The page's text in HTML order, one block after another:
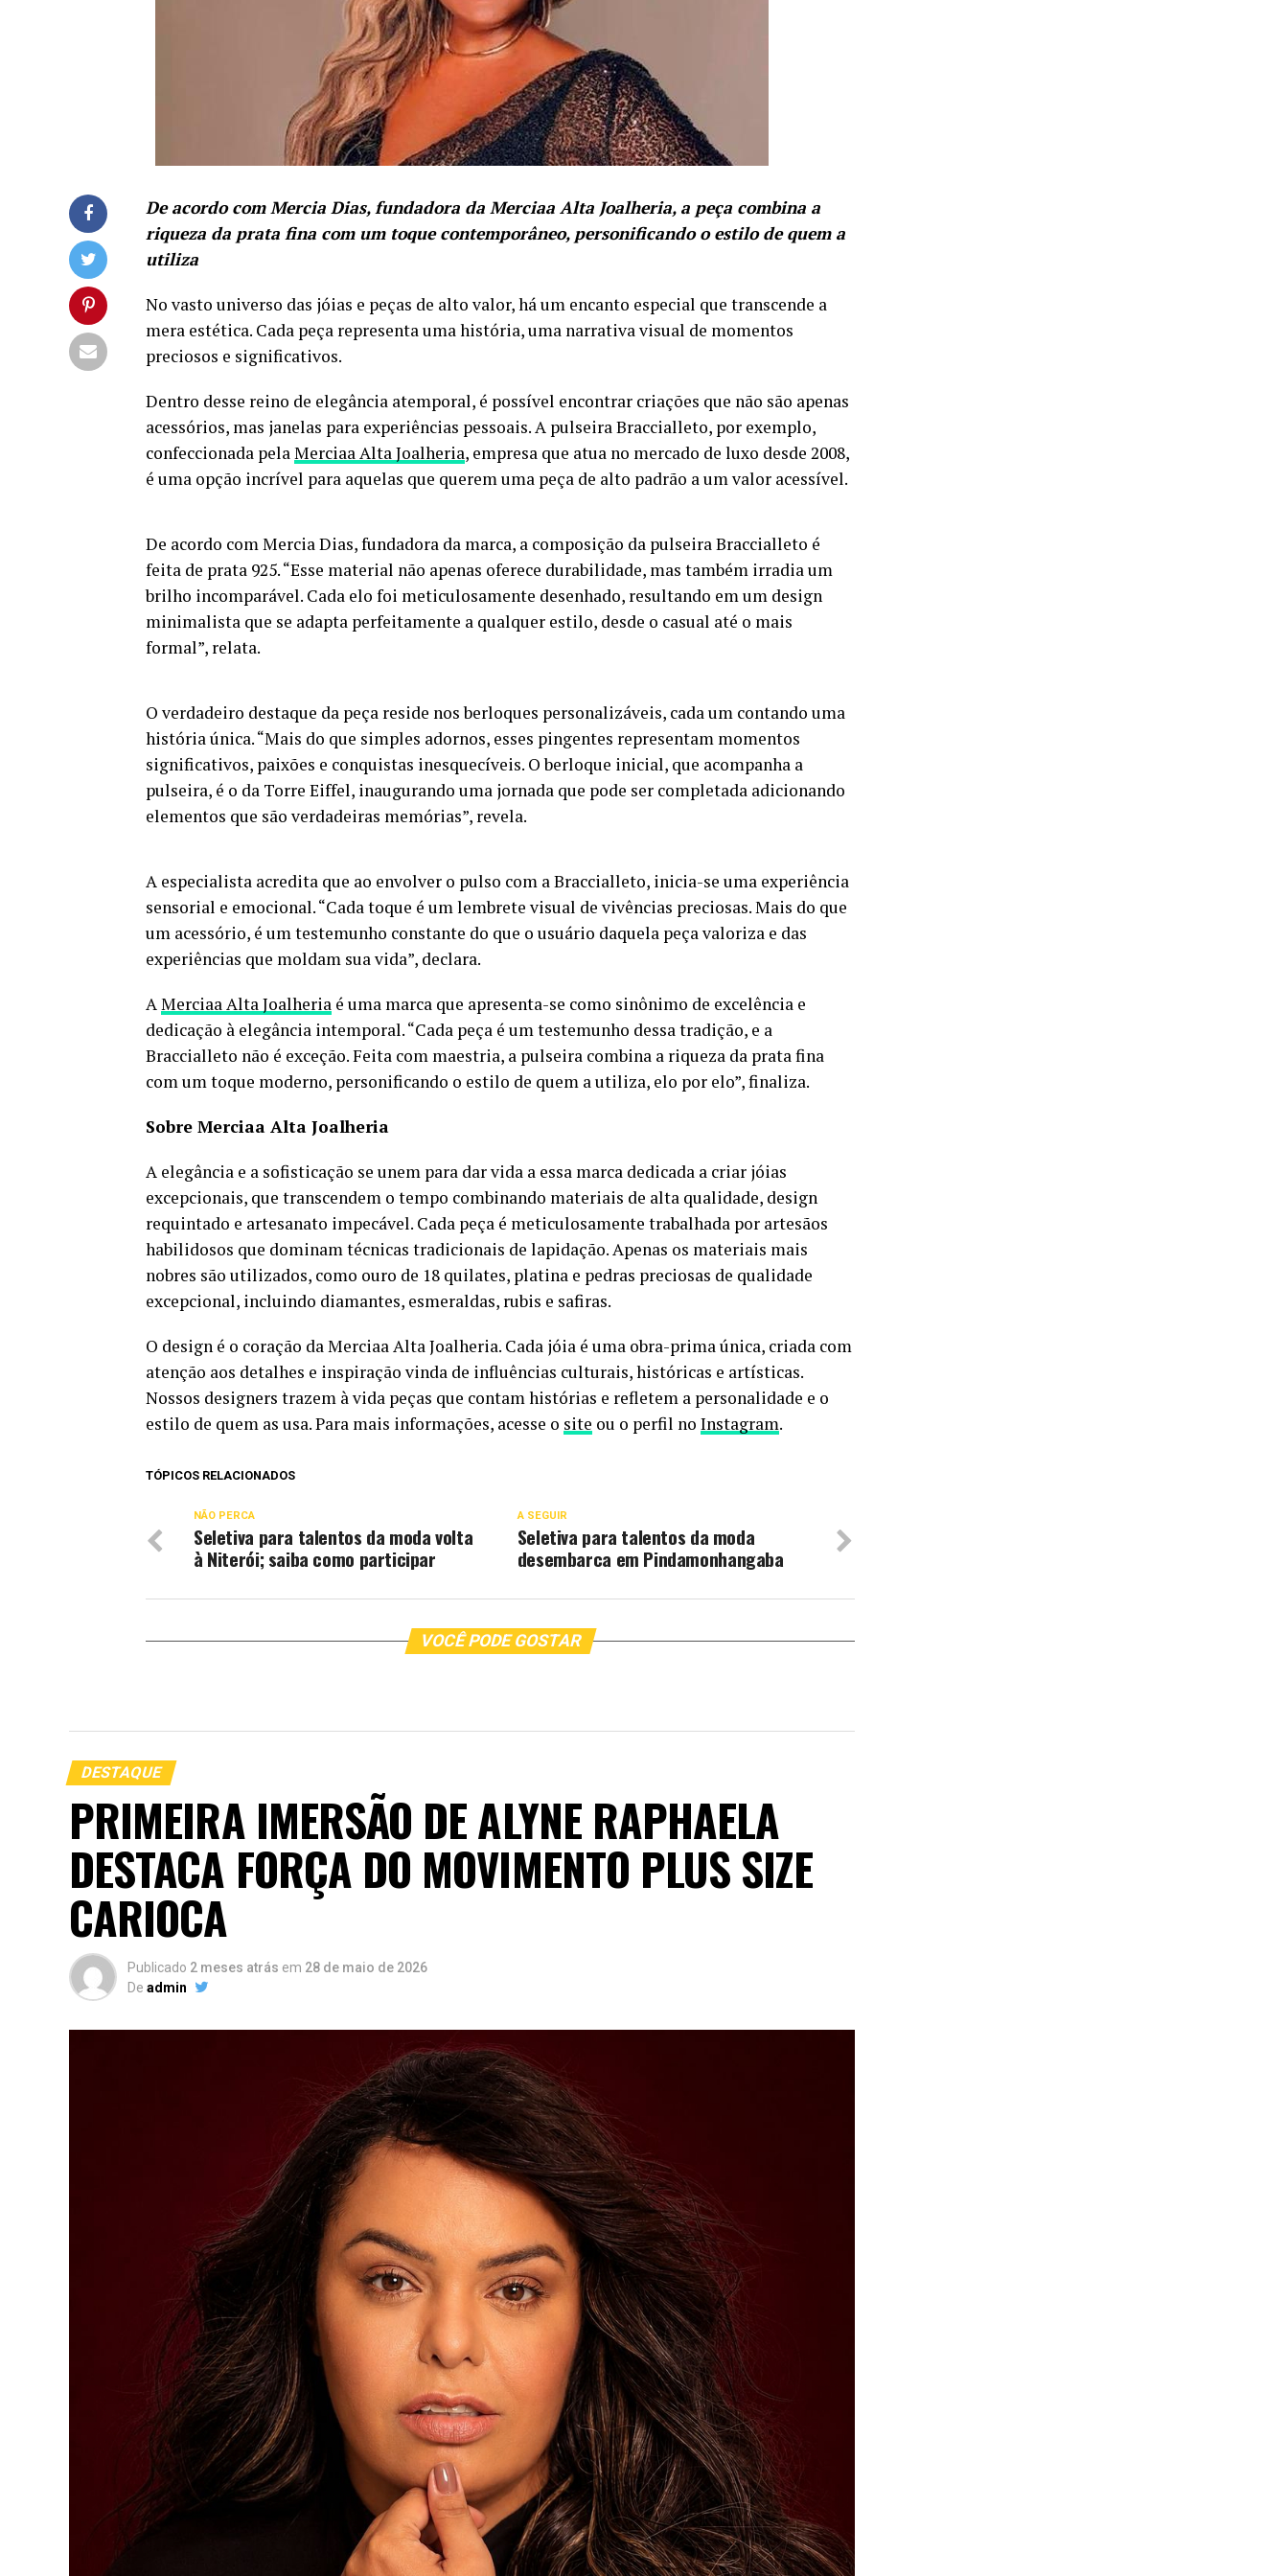
De acordo com Mercia Dias, fundadora da Merciaa Alta Joalheria, a peça combina a
riqueza da prata fina com um toque contemporâneo, personificando o estilo de quem a
utiliza
No vasto universo das jóias e peças de alto valor, há um encanto especial que transcende a
mera estética. Cada peça representa uma história, uma narrativa visual de momentos
preciosos e significativos.
Dentro desse reino de elegância atemporal, é possível encontrar criações que não são apenas
acessórios, mas janelas para experiências pessoais. A pulseira Braccialleto, por exemplo,
confeccionada pelaMerciaa Alta Joalheria, empresa que atua no mercado de luxo desde 2008,
é uma opção incrível para aquelas que querem uma peça de alto padrão a um valor acessível.
De acordo com Mercia Dias, fundadora da marca, a composição da pulseira Braccialleto é
feita de prata 925. “Esse material não apenas oferece durabilidade, mas também irradia um
brilho incomparável. Cada elo foi meticulosamente desenhado, resultando em um design
minimalista que se adapta perfeitamente a qualquer estilo, desde o casual até o mais
formal”, relata.
O verdadeiro destaque da peça reside nos berloques personalizáveis, cada um contando uma
história única. “Mais do que simples adornos, esses pingentes representam momentos
significativos, paixões e conquistas inesquecíveis. O berloque inicial, que acompanha a
pulseira, é o da Torre Eiffel, inaugurando uma jornada que pode ser completada adicionando
elementos que são verdadeiras memórias”, revela.
A especialista acredita que ao envolver o pulso com a Braccialleto, inicia-se uma experiência
sensorial e emocional. “Cada toque é um lembrete visual de vivências preciosas. Mais do que
um acessório, é um testemunho constante do que o usuário daquela peça valoriza e das
experiências que moldam sua vida”, declara.
AMerciaa Alta Joalheria é uma marca que apresenta-se como sinônimo de excelência e
dedicação à elegância intemporal. “Cada peça é um testemunho dessa tradição, e a
Braccialleto não é exceção. Feita com maestria, a pulseira combina a riqueza da prata fina
com um toque moderno, personificando o estilo de quem a utiliza, elo por elo”, finaliza.
Sobre Merciaa Alta Joalheria
A elegância e a sofisticação se unem para dar vida a essa marca dedicada a criar jóias
excepcionais, que transcendem o tempo combinando materiais de alta qualidade, design
requintado e artesanato impecável. Cada peça é meticulosamente trabalhada por artesãos
habilidosos que dominam técnicas tradicionais de lapidação. Apenas os materiais mais
nobres são utilizados, como ouro de 18 quilates, platina e pedras preciosas de qualidade
excepcional, incluindo diamantes, esmeraldas, rubis e safiras.
O design é o coração da Merciaa Alta Joalheria. Cada jóia é uma obra-prima única, criada com
atenção aos detalhes e inspiração vinda de influências culturais, históricas e artísticas.
Nossos designers trazem à vida peças que contam histórias e refletem a personalidade e o
estilo de quem as usa. Para mais informações, acesse o site ou o perfil no Instagram.
TÓPICOS RELACIONADOS
A SEGUIR
Seletiva para talentos da moda
desembarca em Pindamonhangaba
NÃO PERCA
Seletiva para talentos da moda volta
à Niterói; saiba como participar
VOCÊ PODE GOSTAR
DESTAQUE
PRIMEIRA IMERSÃO DE ALYNE RAPHAELA
DESTACA FORÇA DO MOVIMENTO PLUS SIZE
CARIOCA
Publicado 2 meses atrás em 28 de maio de 2026
De admin